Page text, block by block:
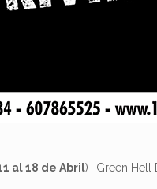
al 18 de Abril)- Green Hell